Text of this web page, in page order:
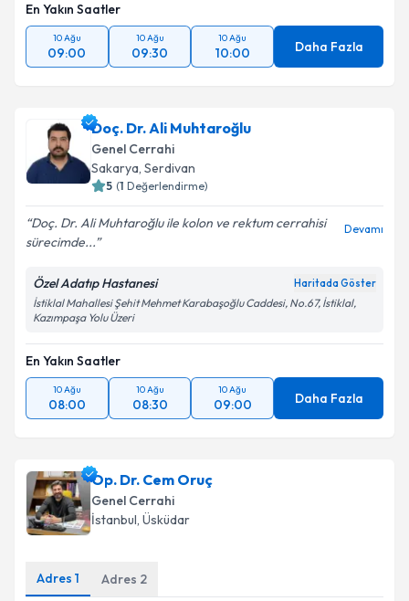
En Yakın Saatler
10 Ağu
09:00
10 Ağu
09:30
10 Ağu
10:00 Daha Fazla
Doç. Dr. Ali Muhtaroğlu
Genel Cerrahi
Sakarya, Serdivan
5 (1 Değerlendirme)
Doç. Dr. Ali Muhtaroğlu ile kolon ve rektum cerrahisi
sürecimde...
Devamı
Özel Adatıp Hastanesi Haritada Göster
İstiklal Mahallesi Şehit Mehmet Karabaşoğlu Caddesi, No.67, İstiklal,
Kazımpaşa Yolu Üzeri
En Yakın Saatler
10 Ağu
08:00
10 Ağu
08:30
10 Ağu
09:00 Daha Fazla
Op. Dr. Cem Oruç
Genel Cerrahi
İstanbul, Üsküdar
Adres 1 Adres 2